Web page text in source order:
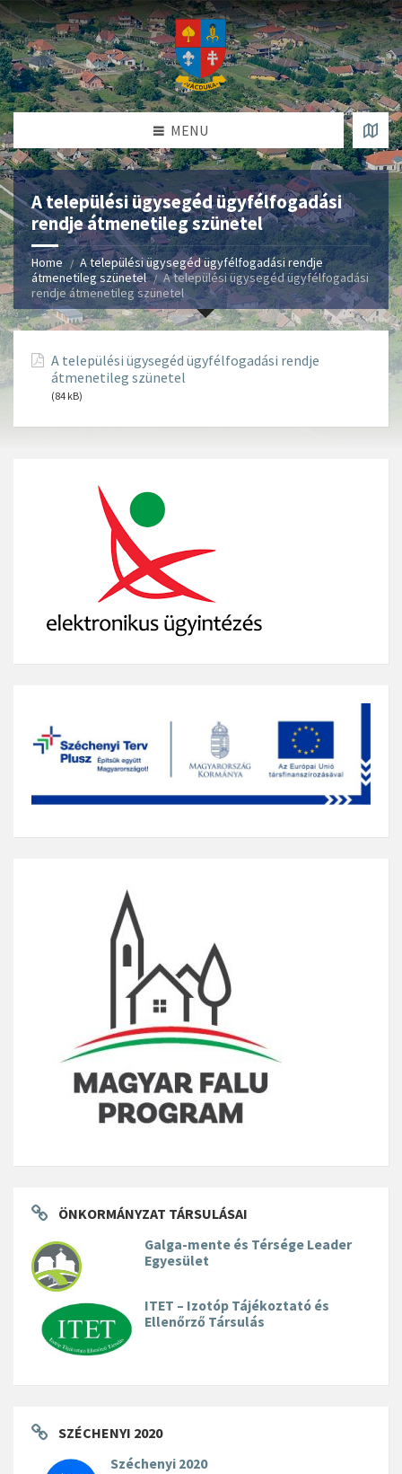
MENU
A települési ügysegéd ügyfélfogadási
rendje átmenetileg szünetel
Home
A települési ügysegéd ügyfélfogadási rendje
átmenetileg szünetel
A települési ügysegéd ügyfélfogadási
rendje átmenetileg szünetel
A települési ügysegéd ügyfélfogadási rendje
átmenetileg szünetel
(84 kB)
ÖNKORMÁNYZAT TÁRSULÁSAI
Galga-mente és Térsége Leader
Egyesület
ITET – Izotóp Tájékoztató és
Ellenőrző Társulás
SZÉCHENYI 2020
Széchenyi 2020